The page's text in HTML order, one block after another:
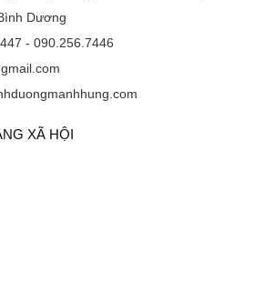
Dương
- 090.256.7446
XÃ HỘI